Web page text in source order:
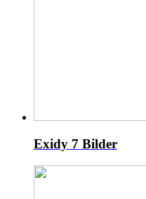
Exidy 7 Bilder